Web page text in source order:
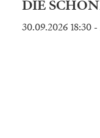
DIE
30.09.2026 18:30 -